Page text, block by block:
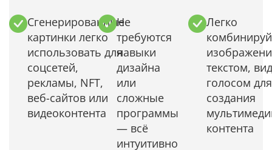
Сгенерированные
картинки легко
использовать для
соцсетей,
рекламы, NFT,
веб-сайтов или
видеоконтента
Не
требуются
навыки
дизайна
или
сложные
программы
— всё
интуитивно
Легко
текстом,
голосом для
создания
контента